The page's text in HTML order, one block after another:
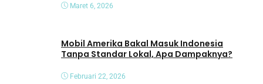
Maret 6, 2026
Mobil Amerika Bakal Masuk Indonesia
Tanpa Standar Lokal, Apa Dampaknya?
Februari 22, 2026